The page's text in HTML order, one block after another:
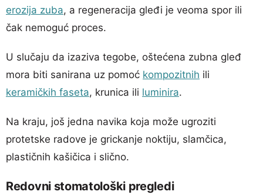
erozija zuba, a regeneracija gleđi je veoma spor ili
čak nemoguć proces.
U slučaju da izaziva tegobe, oštećena zubna gleđ
mora biti sanirana uz pomoć kompozitnih ili
keramičkih faseta, krunica ili luminira.
Na kraju, još jedna navika koja može ugroziti
protetske radove je grickanje noktiju, slamčica,
plastičnih kašičica i slično.
Redovni stomatološki pregledi